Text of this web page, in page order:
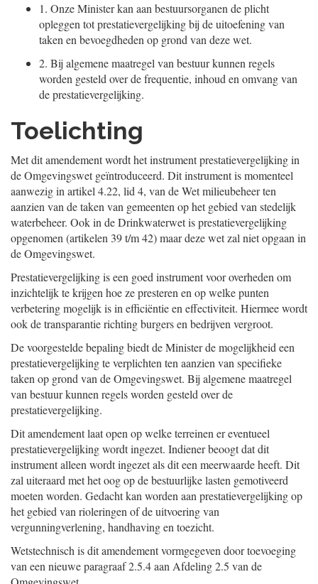
1. Onze Minister kan aan bestuursorganen de plicht
opleggen tot prestatievergelijking bij de uitoefening van
taken en bevoegdheden op grond van deze wet.
2. Bij algemene maatregel van bestuur kunnen regels
worden gesteld over de frequentie, inhoud en omvang van
de prestatievergelijking.
Toelichting
Met dit amendement wordt het instrument prestatievergelijking in
de Omgevingswet geïntroduceerd. Dit instrument is momenteel
aanwezig in artikel 4.22, lid 4, van de Wet milieubeheer ten
aanzien van de taken van gemeenten op het gebied van stedelijk
waterbeheer. Ook in de Drinkwaterwet is prestatievergelijking
opgenomen (artikelen 39 t/m 42) maar deze wet zal niet opgaan in
de Omgevingswet.
Prestatievergelijking is een goed instrument voor overheden om
inzichtelijk te krijgen hoe ze presteren en op welke punten
verbetering mogelijk is in efficiëntie en effectiviteit. Hiermee wordt
ook de transparantie richting burgers en bedrijven vergroot.
De voorgestelde bepaling biedt de Minister de mogelijkheid een
prestatievergelijking te verplichten ten aanzien van specifieke
taken op grond van de Omgevingswet. Bij algemene maatregel
van bestuur kunnen regels worden gesteld over de
prestatievergelijking.
Dit amendement laat open op welke terreinen er eventueel
prestatievergelijking wordt ingezet. Indiener beoogt dat dit
instrument alleen wordt ingezet als dit een meerwaarde heeft. Dit
zal uiteraard met het oog op de bestuurlijke lasten gemotiveerd
moeten worden. Gedacht kan worden aan prestatievergelijking op
het gebied van rioleringen of de uitvoering van
vergunningverlening, handhaving en toezicht.
Wetstechnisch is dit amendement vormgegeven door toevoeging
van een nieuwe paragraaf 2.5.4 aan Afdeling 2.5 van de